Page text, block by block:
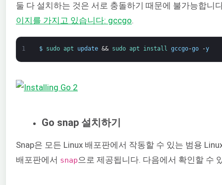
둘 다 설치하는 것은 서로 충돌하기 때문에 불가능합니
이지를 가지고 있습니다: gccgo.
1 $ sudo apt update && sudo apt install gccgo-go -y
Go snap 설치하기
Snap은 모든 Linux 배포판에서 작동할 수 있는 범용
배포판에서 snap으로 제공됩니다. 다음에서 확인할 수